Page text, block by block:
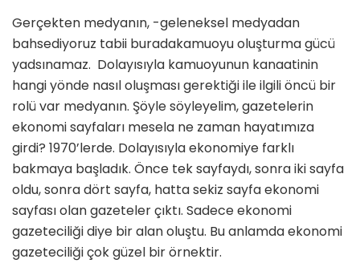
Gerçekten medyanın, -geleneksel medyadan
bahsediyoruz tabii buradakamuoyu oluşturma gücü
yadsınamaz. Dolayısıyla kamuoyunun kanaatinin
hangi yönde nasıl oluşması gerektiği ile ilgili öncü bir
rolü var medyanın. Şöyle söyleyelim, gazetelerin
ekonomi sayfaları mesela ne zaman hayatımıza
girdi? 1970’lerde. Dolayısıyla ekonomiye farklı
bakmaya başladık. Önce tek sayfaydı, sonra iki sayfa
oldu, sonra dört sayfa, hatta sekiz sayfa ekonomi
sayfası olan gazeteler çıktı. Sadece ekonomi
gazeteciliği diye bir alan oluştu. Bu anlamda ekonomi
gazeteciliği çok güzel bir örnektir.